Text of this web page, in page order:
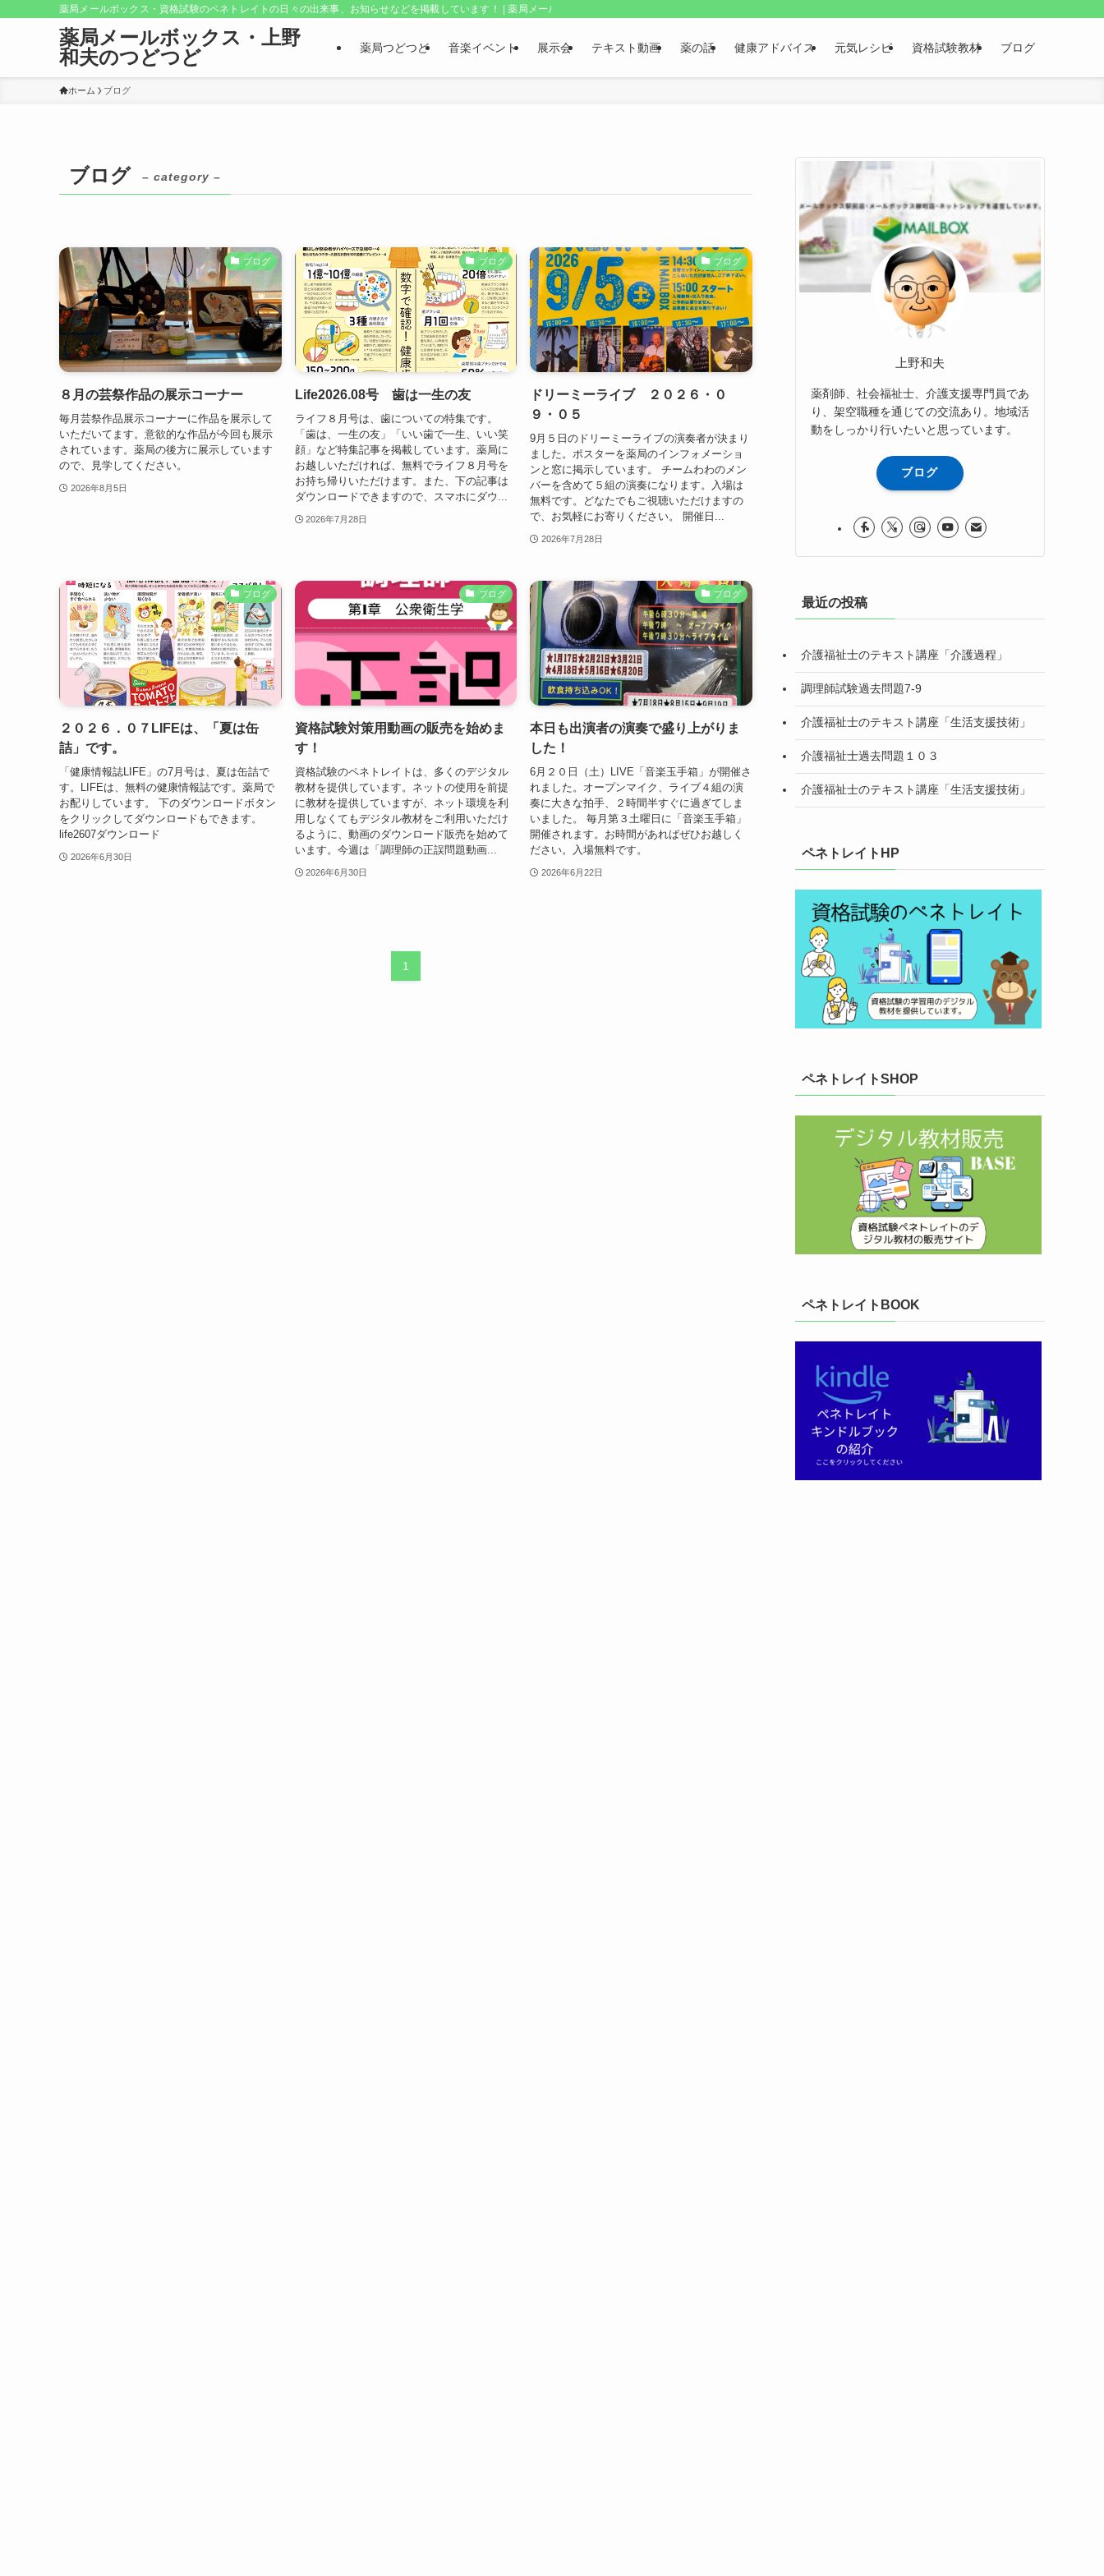
薬局メールボックス・資格試験のペネトレイトの日々の出来事、お知らせなどを掲載しています！ | 薬局メールボックス・上野和夫のつどつど
薬局メールボックス・上野
和夫のつどつど
薬局つどつど 音楽イベント 展示会 テキスト動画 薬の話 健康アドバイス 元気レシピ 資格試験教材 ブログ
ホーム ブログ
ブログ – category –
ブログ
８月の芸祭作品の展示コーナー
毎月芸祭作品展示コーナーに作品を展示して
いただいてます。意欲的な作品が今回も展示
されています。薬局の後方に展示しています
ので、見学してください。
2026年8月5日
ブログ
Life2026.08号 歯は一生の友
ライフ８月号は、歯についての特集です。
「歯は、一生の友」「いい歯で一生、いい笑
顔」など特集記事を掲載しています。薬局に
お越しいただければ、無料でライフ８月号を
お持ち帰りいただけます。また、下の記事は
ダウンロードできますので、スマホにダウ...
2026年7月28日
ブログ
ドリーミーライブ ２０２６・０
９・０５
9月５日のドリーミーライブの演奏者が決まり
ました。ポスターを薬局のインフォメーショ
ンと窓に掲示しています。 チームわわのメン
バーを含めて５組の演奏になります。入場は
無料です。どなたでもご視聴いただけますの
で、お気軽にお寄りください。 開催日...
2026年7月28日
ブログ
２０２６．０７LIFEは、「夏は缶
詰」です。
「健康情報誌LIFE」の7月号は、夏は缶詰で
す。LIFEは、無料の健康情報誌です。薬局で
お配りしています。 下のダウンロードボタン
をクリックしてダウンロードもできます。
life2607ダウンロード
2026年6月30日
ブログ
資格試験対策用動画の販売を始めま
す！
資格試験のペネトレイトは、多くのデジタル
教材を提供しています。ネットの使用を前提
に教材を提供していますが、ネット環境を利
用しなくてもデジタル教材をご利用いただけ
るように、動画のダウンロード販売を始めて
います。今週は「調理師の正誤問題動画...
2026年6月30日
ブログ
本日も出演者の演奏で盛り上がりま
した！
6月２０日（土）LIVE「音楽玉手箱」が開催さ
れました。オープンマイク、ライブ４組の演
奏に大きな拍手、２時間半すぐに過ぎてしま
いました。 毎月第３土曜日に「音楽玉手箱」
開催されます。お時間があればぜひお越しく
ださい。入場無料です。
2026年6月22日
1
上野和夫
薬剤師、社会福祉士、介護支援専門員であ
り、架空職種を通じての交流あり。地域活
動をしっかり行いたいと思っています。
ブログ
最近の投稿
介護福祉士のテキスト講座「介護過程」
調理師試験過去問題7-9
介護福祉士のテキスト講座「生活支援技術」
介護福祉士過去問題１０３
介護福祉士のテキスト講座「生活支援技術」
ペネトレイトHP
ペネトレイトSHOP
ペネトレイトBOOK